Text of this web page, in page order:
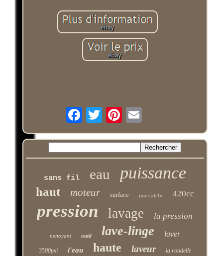
sans fil eau puissance
haut moteur surface portable 420cc
pression lavage la pression
nettoyant outil lave-linge laver
3500psi l'eau haute laveur la rondelle